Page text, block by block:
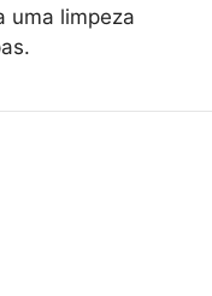
uma limpeza